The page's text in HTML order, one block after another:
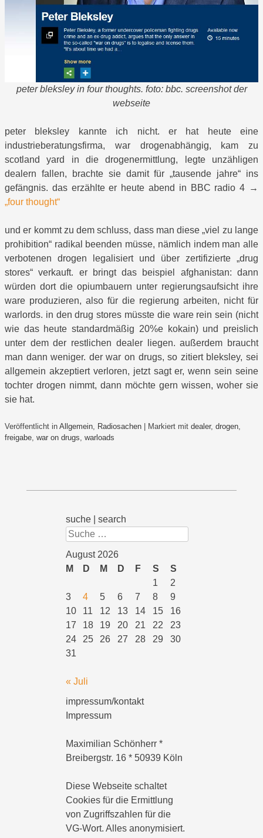
peter bleksley in four thoughts. foto: bbc. screenshot der
webseite
peter bleksley kannte ich nicht. er hat heute eine
industrieberatungsfirma, war drogenabhängig, kam zu
scotland yard in die drogenermittlung, legte unzähligen
dealern fallen, brachte sie damit für „tausende jahre“ ins
gefängnis. das erzählte er heute abend in BBC radio 4 →
„four thought“
und er kommt zu dem schluss, dass man diese „viel zu lange
prohibition“ radikal beenden müsse, nämlich indem man alle
verbotenen drogen legalisiert und über zertifizierte „drug
stores“ verkauft. er bringt das beispiel afghanistan: dann
würden dort die opiumbauern unter regierungsaufsicht ihre
ware produzieren, also für die regierung arbeiten, nicht für
warlords. in den drug stores müsste die ware rein sein (nicht
wie das heute standardmäßig 20%e kokain) und preislich
unter dem der restlichen dealer liegen. außerdem braucht
man dann weniger. der war on drugs, so zitiert bleksley, sei
allgemein akzeptiert verloren, jetzt sagt er, wenn sein seine
tochter drogen nimmt, dann möchte gern wissen, woher sie
sie hat.
Veröffentlicht in Allgemein, Radiosachen Markiert mit dealer, drogen,
freigabe, war on drugs, warloads
suche | search
Suchen
August 2026
M
D M D F S
S
1
2
3
4 5 6 7 8
9
10
11 12 13 14 15
16
17
18 19 20 21 22
23
24
25 26 27 28 29
30
31
« Juli
impressum/kontakt
Impressum
Maximilian Schönherr *
Breibergstr. 16 * 50939 Köln
Diese Webseite schaltet
Cookies für die Ermittlung
von Zugriffszahlen für die
VG-Wort. Alles anonymisiert.